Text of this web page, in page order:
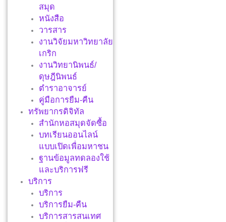
สมุด
หนังสือ
วารสาร
งานวิจัยมหาวิทยาลัย
เกริก
งานวิทยานิพนธ์/
ดุษฎีนิพนธ์
ตำราอาจารย์
คู่มือการยืม-คืน
ทรัพยากรดิจิทัล
สำนักหอสมุดจัดซื้อ
บทเรียนออนไลน์
แบบเปิดเพื่อมหาชน
ฐานข้อมูลทดลองใช้
และบริการฟรี
บริการ
บริการ
บริการยืม-คืน
บริการสารสนเทศ